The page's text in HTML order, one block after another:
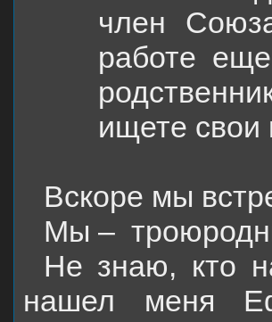
член
работе
ищете свои
Вскоре мы
Мы –
Не знаю, кто
нашел меня